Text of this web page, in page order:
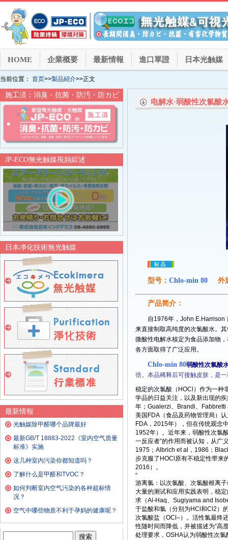
HOME 企業概要 最新情報 進口單證 日本光触媒
当前位置： 首页>>製品紹介>>正文
电解水·弱酸性次氯酸
型号： Chlo-min 80 外
产品简介：
自1976年，John E.Harrison
来直接制取高纯度的次氯酸水。
微酸性电解水核定为食品添加物
各方面取得了广泛应用。
Chlo-min 80弱酸性次氯酸
倍。本品稀释后可接触皮肤，是
稳定的次氯酸（HOCl）作为一种
学品的日益关注，以及新出现的
年；Gualerzi、Brandi、
美国FDA（食品及药物管理局）
FDA，2015年），但在传统观念
1952年）。近年来，弱酸性次氯
一反应者”的作用而被认知，从广
1975；Albrich etal ，1986；
步克服了HOCl原有不稳定性带来
2016）。
“
游离氯：以次氯酸、次氯酸根离
大量的测试和应用实践表明，稳
求（Al-Haq、Sugiyama and
于盐酸和氯（分别为HCl和Cl2）
次氯酸盐（OCl –）。活性氯最终
性随时间而降低，并被描述为“高
处理要求，OSHA认为弱酸性次
施工済：消臭・抗菌・防汚・防カビ
JP-ECO無光触媒視頻綜述
日本净化技術無光触媒
最新情報
光触媒除甲醛哪个品牌最好
最新GB/T 18883-2022《室内空气质量
标准》实施
这几种室内污染你都知道吗？
了解什么是甲醛和TVOC？
如何判断室内空气污染的各种超标情
况？
空气中哪些物质不利于孕妈的健康呢？
搜